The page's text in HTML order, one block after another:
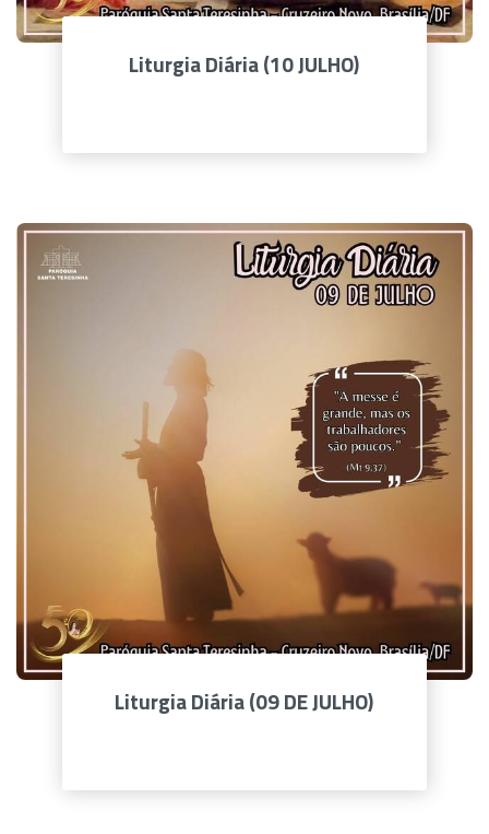
Liturgia Diária (10 JULHO)
Liturgia Diária (09 DE JULHO)